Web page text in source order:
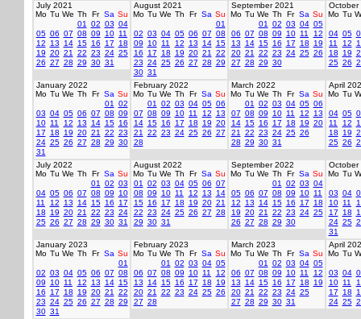
July 2021
Mo Tu We Th Fr Sa Su
01
02 03 04
05 06 07 08 09 10 11
12
13 14 15 16 17
18
19 20 21 22 23 24 25
26 27 28 29 30 31
August 2021
Mo Tu We Th Fr Sa Su
01
02 03 04 05 06 07 08
09
10 11 12 13 14 15
16
17 18 19 20 21
22
23 24 25 26 27 28 29
30 31
September 2021
Mo Tu We Th Fr Sa Su
01
02 03 04 05
06 07 08 09 10 11
12
13
14 15 16 17 18
19
20 21 22 23 24 25 26
27 28 29 30
October
Mo Tu
04 05
11
12
18
19
25 26
January 2022
Mo Tu We Th Fr Sa Su
01
02
03 04 05 06 07 08 09
10 11 12 13 14 15 16
17
18 19 20 21 22 23
24 25 26 27 28 29 30
31
February 2022
Mo Tu We Th Fr Sa Su
01
02 03 04 05 06
07 08 09 10 11 12
13
14 15 16 17 18 19 20
21
22 23 24 25 26 27
28
March 2022
Mo Tu We Th Fr Sa Su
01
02 03 04 05 06
07 08 09 10 11 12
13
14 15 16 17 18 19 20
21
22 23 24 25 26
28 29 30 31
April
Mo Tu
04 05
11
12
18
19
25 26
July 2022
Mo Tu We Th Fr Sa Su
01
02 03
04 05 06 07 08 09
10
11
12 13 14 15 16
17
18
19 20 21 22 23 24
25 26 27 28 29 30 31
August 2022
Mo Tu We Th Fr Sa Su
01
02 03 04 05 06 07
08 09 10 11 12 13
14
15 16 17 18 19 20 21
22 23 24 25 26 27 28
29 30 31
September 2022
Mo Tu We Th Fr Sa Su
01
02 03 04
05 06 07 08 09 10 11
12
13 14 15 16 17
18
19 20 21 22 23 24 25
26 27 28 29 30
October
Mo Tu
03 04
10 11
17
18
24 25
31
January 2023
Mo Tu We Th Fr Sa Su
01
02 03 04 05 06 07 08
09
10 11 12 13 14 15
16
17 18 19 20 21
22
23 24 25 26 27 28 29
30 31
February 2023
Mo Tu We Th Fr Sa Su
01
02 03 04 05
06 07 08 09 10 11
12
13
14 15 16 17 18
19
20 21 22 23 24 25 26
27 28
March 2023
Mo Tu We Th Fr Sa Su
01
02 03 04 05
06 07 08 09 10 11
12
13
14 15 16 17 18
19
20 21 22 23 24 25
27 28 29 30 31
April
Mo Tu
03 04
10 11
17
18
24 25